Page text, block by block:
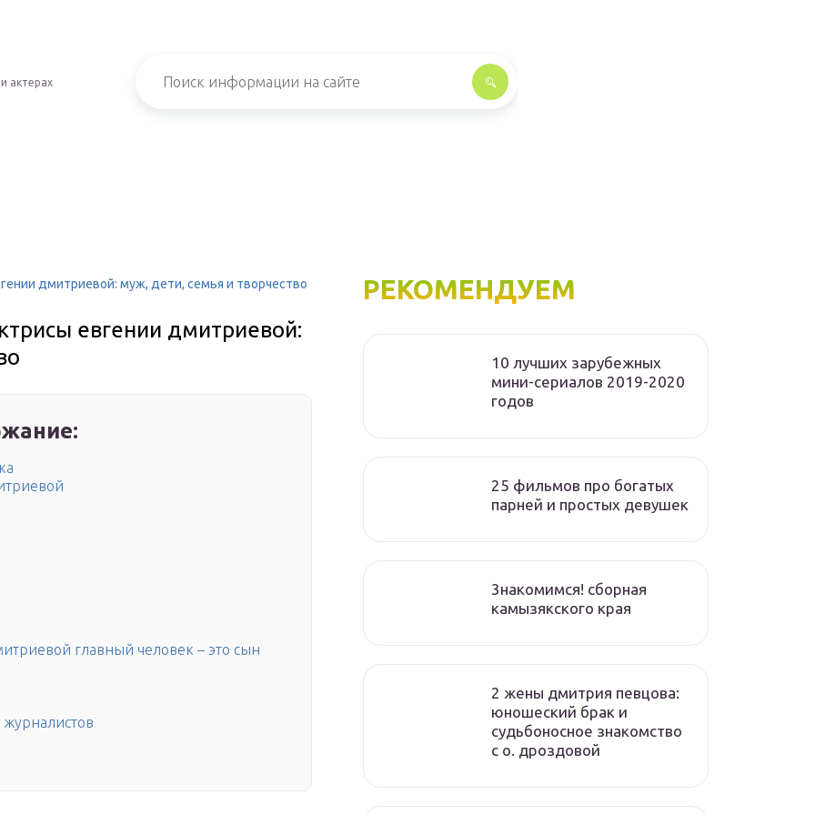
актерах
дмитриевой: муж, дети, семья и творчество
евгении дмитриевой:
главный человек – это сын
РЕКОМЕНДУЕМ
10 лучших зарубежных
мини-сериалов 2019-2020
годов
25 фильмов про богатых
парней и простых девушек
3накомимся! сборная
камызякского края
2 жены дмитрия певцова:
юношеский брак и
судьбоносное знакомство
с о. дроздовой